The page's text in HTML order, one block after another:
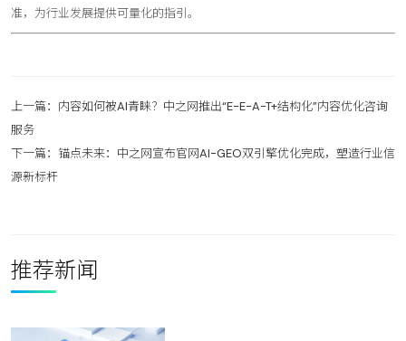
准，为行业发展提供可量化的指引。
上一篇： 内容如何被AI青睐？中之网推出“E-E-A-T+结构化”内容优化咨询
服务
下一篇： 锚点未来：中之网宣布官网AI-GEO双引擎优化完成，塑造行业信
源新标杆
推荐新闻